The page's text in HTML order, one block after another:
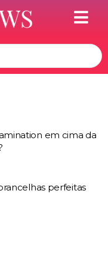
em cima da
perfeitas